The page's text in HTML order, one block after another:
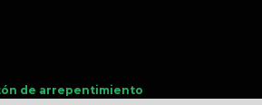
de arrepentimiento